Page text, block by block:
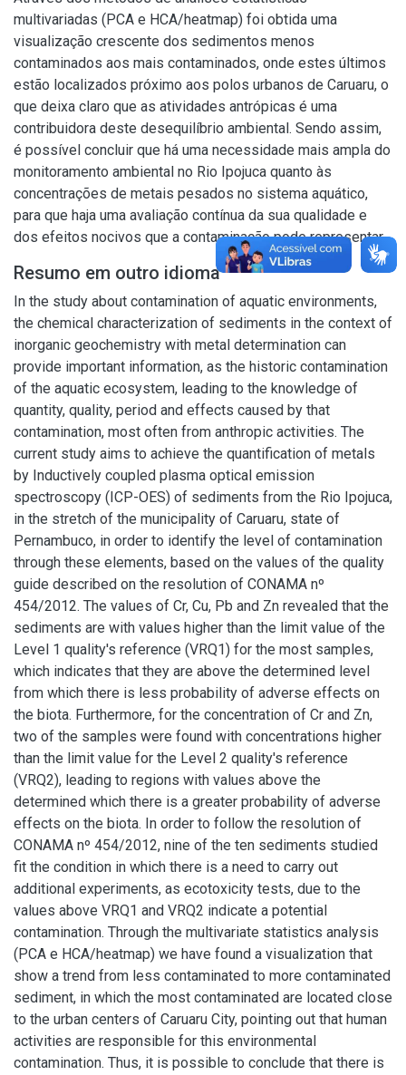
multivariadas (PCA e HCA/heatmap) foi obtida uma
visualização crescente dos sedimentos menos
contaminados aos mais contaminados, onde estes últimos
estão localizados próximo aos polos urbanos de Caruaru, o
que deixa claro que as atividades antrópicas é uma
contribuidora deste desequilíbrio ambiental. Sendo assim,
é possível concluir que há uma necessidade mais ampla do
monitoramento ambiental no Rio Ipojuca quanto às
concentrações de metais pesados no sistema aquático,
para que haja uma avaliação contínua da sua qualidade e
dos efeitos nocivos que a contaminação pode representar.
Resumo em outro idioma
In the study about contamination of aquatic environments,
the chemical characterization of sediments in the context of
inorganic geochemistry with metal determination can
provide important information, as the historic contamination
of the aquatic ecosystem, leading to the knowledge of
quantity, quality, period and effects caused by that
contamination, most often from anthropic activities. The
current study aims to achieve the quantification of metals
by Inductively coupled plasma optical emission
spectroscopy (ICP-OES) of sediments from the Rio Ipojuca,
in the stretch of the municipality of Caruaru, state of
Pernambuco, in order to identify the level of contamination
through these elements, based on the values of the quality
guide described on the resolution of CONAMA nº
454/2012. The values of Cr, Cu, Pb and Zn revealed that the
sediments are with values higher than the limit value of the
Level 1 quality's reference (VRQ1) for the most samples,
which indicates that they are above the determined level
from which there is less probability of adverse effects on
the biota. Furthermore, for the concentration of Cr and Zn,
two of the samples were found with concentrations higher
than the limit value for the Level 2 quality's reference
(VRQ2), leading to regions with values above the
determined which there is a greater probability of adverse
effects on the biota. In order to follow the resolution of
CONAMA nº 454/2012, nine of the ten sediments studied
fit the condition in which there is a need to carry out
additional experiments, as ecotoxicity tests, due to the
values above VRQ1 and VRQ2 indicate a potential
contamination. Through the multivariate statistics analysis
(PCA e HCA/heatmap) we have found a visualization that
show a trend from less contaminated to more contaminated
sediment, in which the most contaminated are located close
to the urban centers of Caruaru City, pointing out that human
activities are responsible for this environmental
contamination. Thus, it is possible to conclude that there is